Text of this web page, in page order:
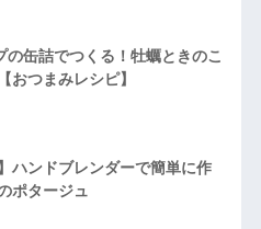
の缶詰でつくる！牡蠣ときのこ
おつまみレシピ】
ハンドブレンダーで簡単に作
ポタージュ